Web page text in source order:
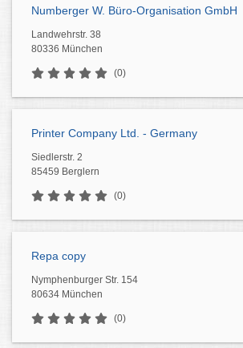
Numberger W. Büro-Organisation GmbH
Landwehrstr. 38
80336 München
(0)
Printer Company Ltd. - Germany
Siedlerstr. 2
85459 Berglern
(0)
Repa copy
Nymphenburger Str. 154
80634 München
(0)